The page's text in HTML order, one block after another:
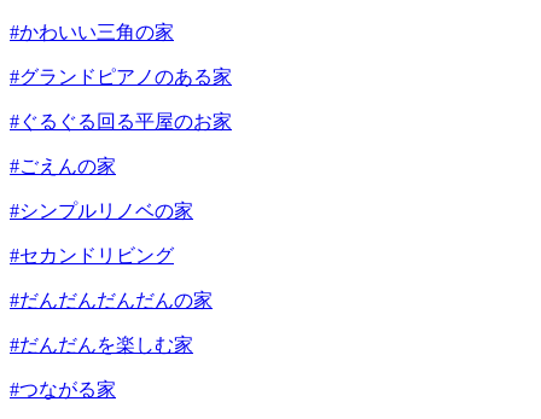
#かわいい三角の家
#グランドピアノのある家
#ぐるぐる回る平屋のお家
#ごえんの家
#シンプルリノベの家
#セカンドリビング
#だんだんだんだんの家
#だんだんを楽しむ家
#つながる家